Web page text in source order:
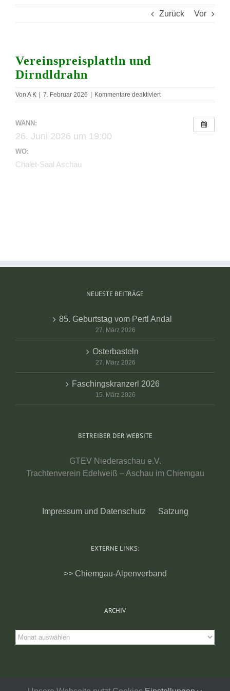
Zurück Vor
Vereinspreisplattln und
Dirndldrahn
Von A K 7. Februar 2026 Kommentare deaktiviertfür
Vereinspreisplattln
WANN:
26. Juni 2026 um 19:00
WO:
Chalet-Saal Aschau
NEUESTE BEITRÄGE
85. Geburtstag vom Pertl Andal
27. März 2026
Osterbasteln
27. März 2026
Faschingskranzerl 2026
15. März 2026
BETREIBER DER WEBSITE
GTEV Niederaschau e.V.
Trachtenverein Edelweiß – Aschau im Chiemgau
Impressum und Datenschutz Satzung
EXTERNE LINKS:
>> Chiemgau-Alpenverband
ARCHIV
Archiv